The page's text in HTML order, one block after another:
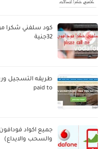
32جنية
paid to
جميع اكواد
والسحب والايداع)